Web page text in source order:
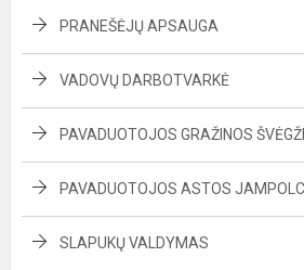
PRANEŠĖJŲ APSAUGA
VADOVŲ DARBOTVARKĖ
PAVADUOTOJOS GRAŽINOS
PAVADUOTOJOS ASTOS
SLAPUKŲ VALDYMAS